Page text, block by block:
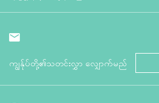
ကျွန်ုပ်တို့၏သတင်းလွှာ လျှောက်မည်